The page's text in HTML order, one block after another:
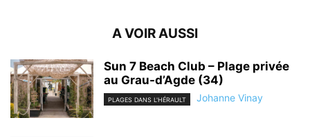
A VOIR AUSSI
Sun 7 Beach Club – Plage privée
au Grau-d’Agde (34)
PLAGES DANS L'HÉRAULT Johanne Vinay